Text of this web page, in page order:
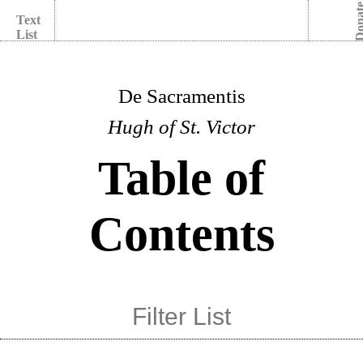
Text
List
De Sacramentis
Hugh of St. Victor
Table of
Contents